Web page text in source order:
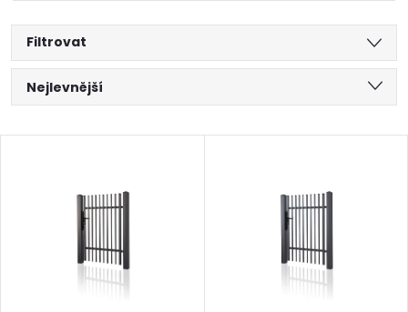
Filtrovat
Ř
a
Nejlevnější
Abecedně